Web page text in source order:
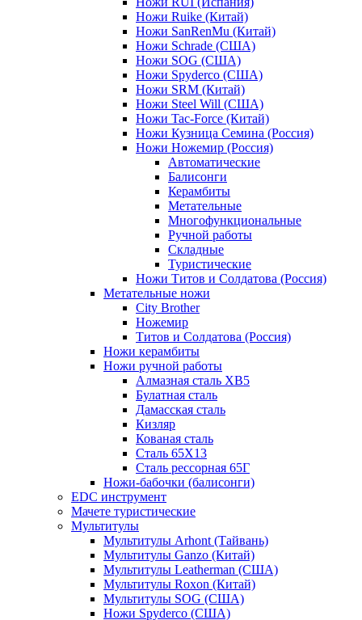
Ножи Ruike (Китай)
Ножи SanRenMu (Китай)
Ножи Schrade (США)
Ножи SOG (США)
Ножи Spyderco (США)
Ножи SRM (Китай)
Ножи Steel Will (США)
Ножи Tac-Force (Китай)
Ножи Кузница Семина (Россия)
Ножи Ножемир (Россия)
Автоматические
Балисонги
Керамбиты
Метательные
Многофункциональные
Ручной работы
Складные
Туристические
Ножи Титов и Солдатова (Россия)
Метательные ножи
City Brother
Ножемир
Титов и Солдатова (Россия)
Ножи керамбиты
Ножи ручной работы
Алмазная сталь ХВ5
Булатная сталь
Дамасская сталь
Кизляр
Кованая сталь
Сталь 65Х13
Сталь рессорная 65Г
Ножи-бабочки (балисонги)
EDC инструмент
Мачете туристические
Мультитулы
Мультитулы Arhont (Тайвань)
Мультитулы Ganzo (Китай)
Мультитулы Leatherman (США)
Мультитулы Roxon (Китай)
Мультитулы SOG (США)
Ножи Spyderco (США)